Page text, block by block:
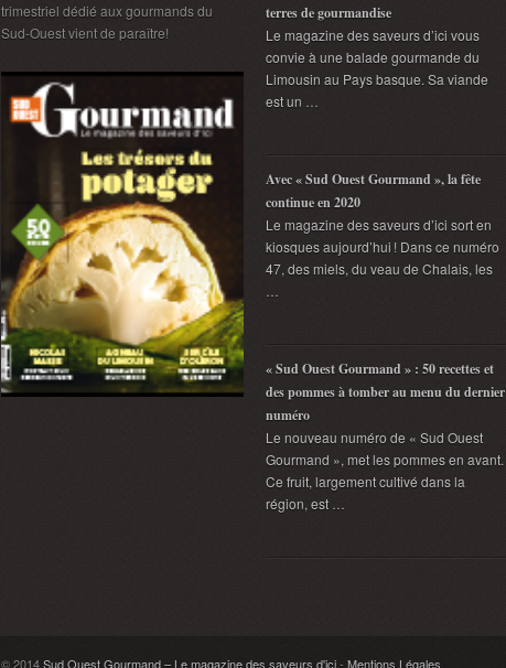
trimestriel dédié aux gourmands du
Sud-Ouest vient de paraître!
terres de gourmandise
Le magazine des saveurs d’ici vous
convie à une balade gourmande du
Limousin au Pays basque. Sa viande
est un …
Avec « Sud Ouest Gourmand », la fête
continue en 2020
Le magazine des saveurs d’ici sort en
kiosques aujourd’hui ! Dans ce numéro
47, des miels, du veau de Chalais, les
…
« Sud Ouest Gourmand » : 50 recettes et
des pommes à tomber au menu du dernier
numéro
Le nouveau numéro de « Sud Ouest
Gourmand », met les pommes en avant.
Ce fruit, largement cultivé dans la
région, est …
© 2014Sud Ouest Gourmand – Le magazine des saveurs d'ici- Mentions Légales